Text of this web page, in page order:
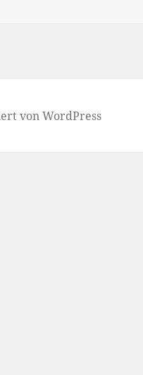
von WordPress